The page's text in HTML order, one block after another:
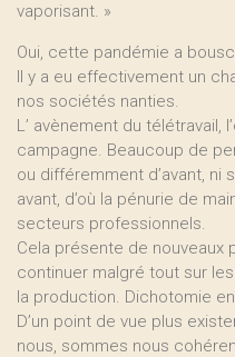
vaporisant. »
Oui, cette pandémie a
Il y a eu effectivement un
nos sociétés nanties.
L’ avènement du télétravail,
campagne. Beaucoup de
ou différemment d’avant, ni
avant, d’où la pénurie de
secteurs professionnels.
Cela présente de nouveaux
continuer malgré tout sur
la production. Dichotomie
D’un point de vue plus
nous, sommes nous